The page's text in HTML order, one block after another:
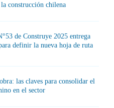
construcción chilena
de Construye 2025 entrega
definir la nueva hoja de ruta
las claves para consolidar el
en el sector